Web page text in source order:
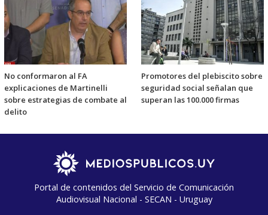
No conformaron al FA
explicaciones de Martinelli
sobre estrategias de combate al
delito
Promotores del plebiscito sobre
seguridad social señalan que
superan las 100.000 firmas
Portal de contenidos del Servicio de Comunicación
Audiovisual Nacional - SECAN - Uruguay